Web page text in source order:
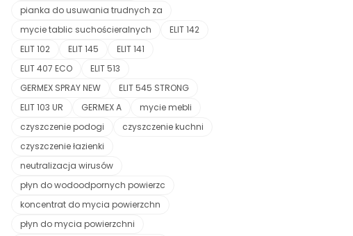
pianka do usuwania trudnych za
mycie tablic suchościeralnych
ELIT 142
ELIT 102
ELIT 145
ELIT 141
ELIT 407 ECO
ELIT 513
GERMEX SPRAY NEW
ELIT 545 STRONG
ELIT 103 UR
GERMEX A
mycie mebli
czyszczenie podogi
czyszczenie kuchni
czyszczenie łazienki
neutralizacja wirusów
płyn do wodoodpornych powierzc
koncentrat do mycia powierzchn
płyn do mycia powierzchni